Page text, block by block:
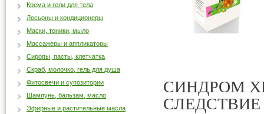
СИНДРОМ
Крема и гели для тела
Лосьоны и кондиционеры
Маски, тоники, мыло
Массажеры и аппликаторы
Сиропы, пасты, клетчатка
Скраб, молочко, гель для душа
Фитосвечи и супозитории
Шампунь, бальзам, масло
Эфирные и растительные масла